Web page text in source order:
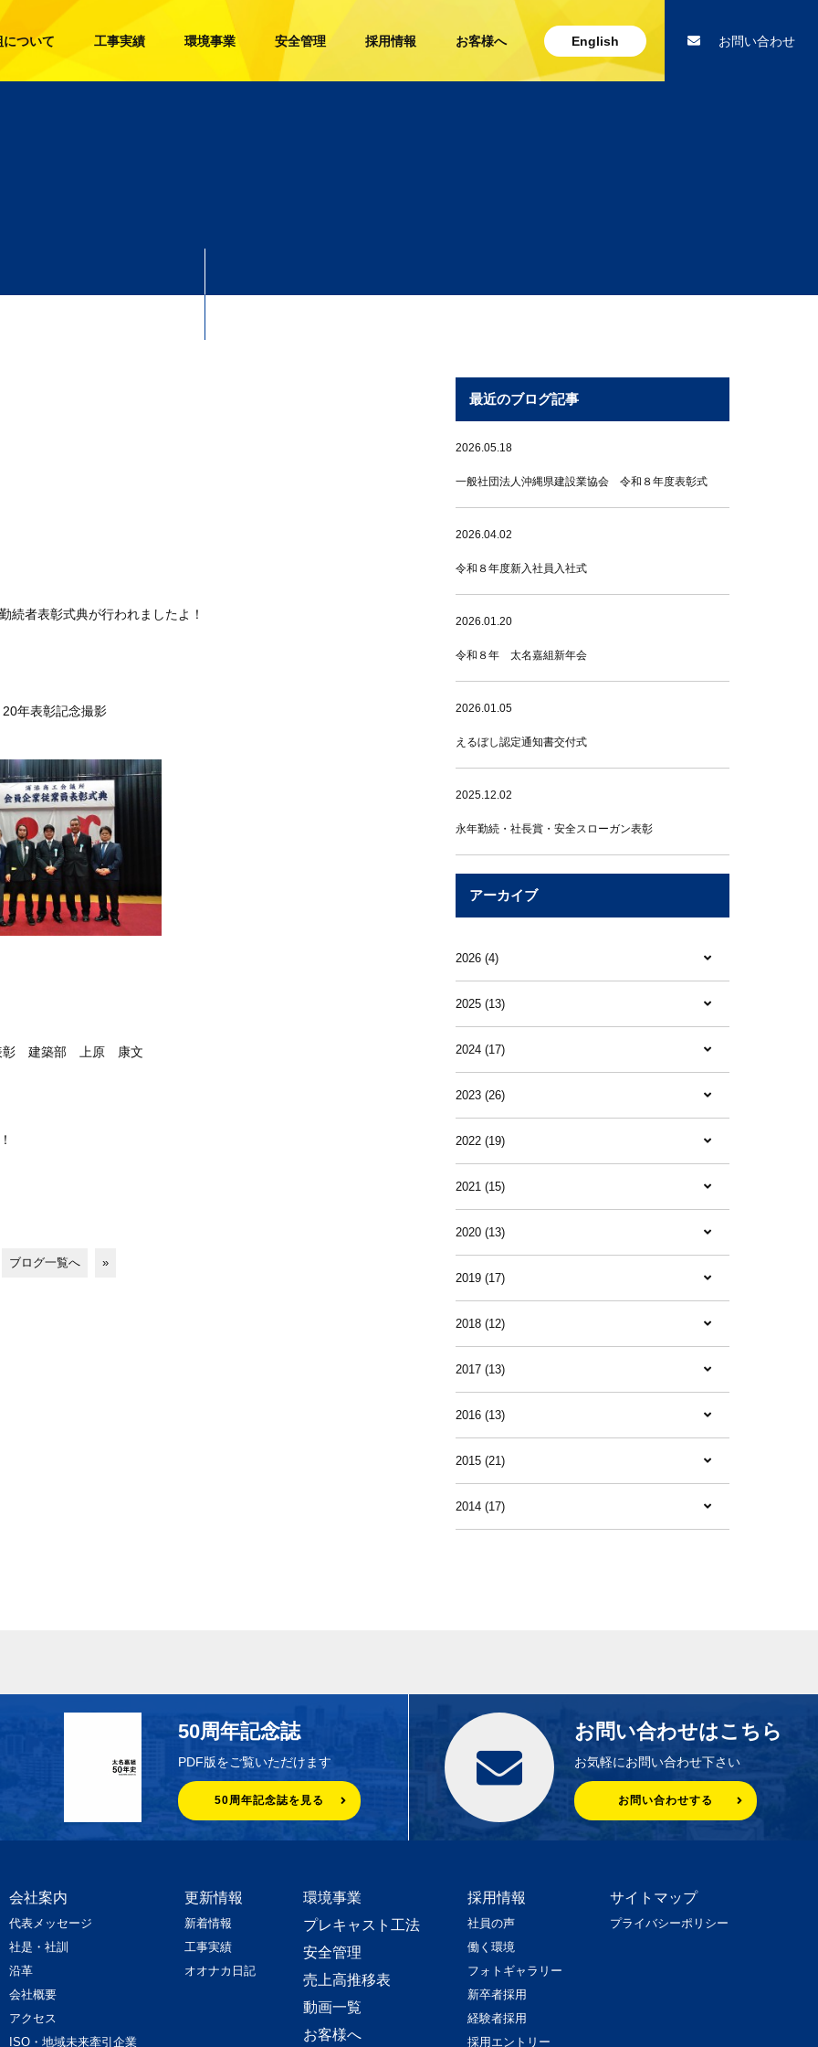
ついて 工事実績 環境事業 安全管理 採用情報 お客様へ English お問い合わせ
続者表彰式典が行われましたよ！
記念撮影
築部 上原 康文
ブログ一覧へ »
最近のブログ記事
2026.05.18
一般社団法人沖縄県建設業協会 令和８年度表彰式
2026.04.02
令和８年度新入社員入社式
2026.01.20
令和８年 太名嘉組新年会
2026.01.05
えるぼし認定通知書交付式
2025.12.02
永年勤続・社長賞・安全スローガン表彰
アーカイブ
2026 (4)
2025 (13)
2024 (17)
2023 (26)
2022 (19)
2021 (15)
2020 (13)
2019 (17)
2018 (12)
2017 (13)
2016 (13)
2015 (21)
2014 (17)
50周年記念誌
PDF版をご覧いただけます
50周年記念誌を見る
お問い合わせはこちら
お気軽にお問い合わせ下さい
お問い合わせする
会社案内
代表メッセージ
社是・社訓
沿革
会社概要
アクセス
ISO・地域未来牽引企業
更新情報
新着情報
工事実績
オオナカ日記
環境事業
プレキャスト工法
安全管理
売上高推移表
動画一覧
お客様へ
採用情報
社員の声
働く環境
フォトギャラリー
新卒者採用
経験者採用
採用エントリー
サイトマップ
プライバシーポリシー